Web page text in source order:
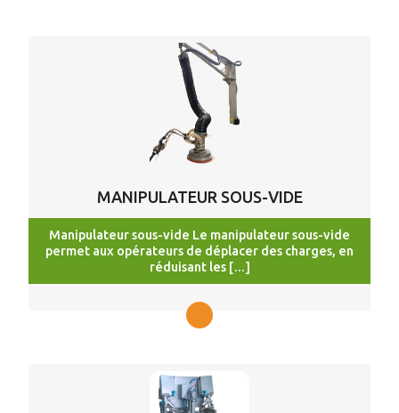
MANIPULATEUR SOUS-VIDE
Manipulateur sous-vide Le manipulateur sous-vide
permet aux opérateurs de déplacer des charges, en
réduisant les […]